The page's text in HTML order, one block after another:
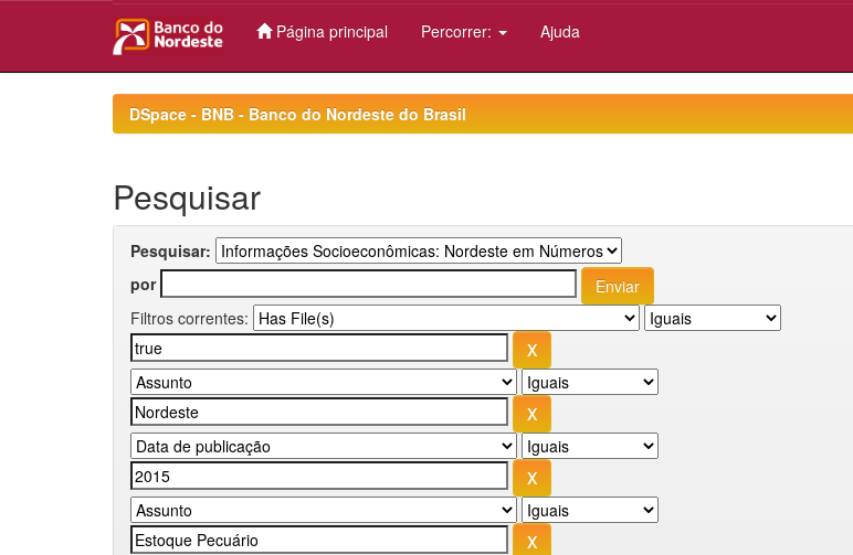
Página principal Percorrer: Ajuda
DSpace - BNB - Banco do Nordeste do Brasil
Pesquisar
Pesquisar:
por
Filtros correntes: